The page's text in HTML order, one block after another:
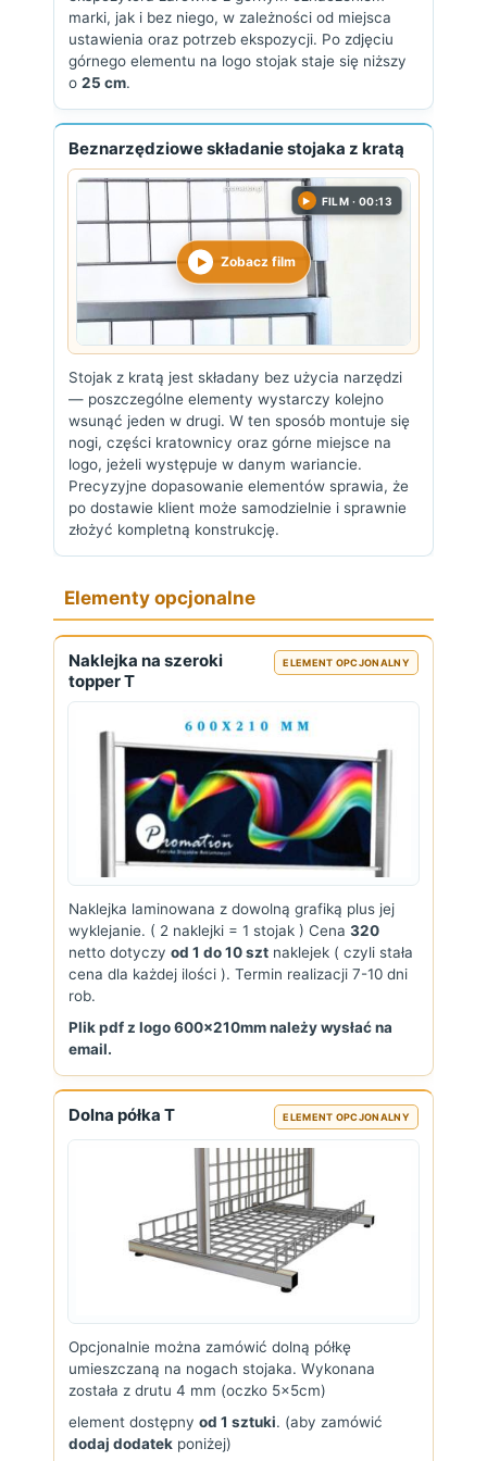
marki, jak i bez niego, w zależności od miejsca
ustawienia oraz potrzeb ekspozycji. Po zdjęciu
górnego elementu na logo stojak staje się niższy
o 25 cm.
Beznarzędziowe składanie stojaka z kratą
▶ FILM · 00:13
Zobacz film
Stojak z kratą jest składany bez użycia narzędzi
— poszczególne elementy wystarczy kolejno
wsunąć jeden w drugi. W ten sposób montuje się
nogi, części kratownicy oraz górne miejsce na
logo, jeżeli występuje w danym wariancie.
Precyzyjne dopasowanie elementów sprawia, że
po dostawie klient może samodzielnie i sprawnie
złożyć kompletną konstrukcję.
Elementy opcjonalne
Naklejka na szeroki
topper T
ELEMENT OPCJONALNY
Naklejka laminowana z dowolną grafiką plus jej
wyklejanie. ( 2 naklejki = 1 stojak ) Cena 320
netto dotyczy od 1 do 10 szt naklejek ( czyli stała
cena dla każdej ilości ). Termin realizacji 7-10 dni
rob.
Plik pdf z logo 600x210mm należy wysłać na
email.
Dolna półka T ELEMENT OPCJONALNY
Opcjonalnie można zamówić dolną półkę
umieszczaną na nogach stojaka. Wykonana
została z drutu 4 mm (oczko 5x5cm)
element dostępny od 1 sztuki. (aby zamówić
dodaj dodatek poniżej)